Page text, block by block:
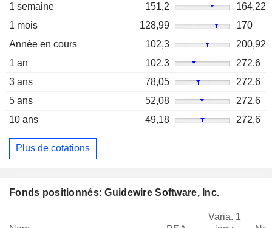
1 semaine 151,2
164,22
1 mois
128,99
170
Année en cours
102,3
200,92
1 an
102,3
272,6
3 ans
78,05
272,6
5 ans
52,08
272,6
10 ans
49,18 272,6
Plus de cotations
Fonds positionnés: Guidewire Software, Inc.
Varia. 1